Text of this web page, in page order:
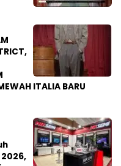
ITALIA BARU